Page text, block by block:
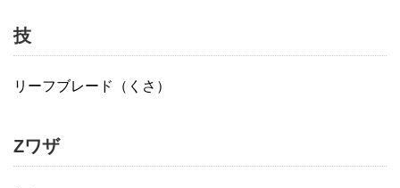
技
リーフブレード（くさ）
Zワザ